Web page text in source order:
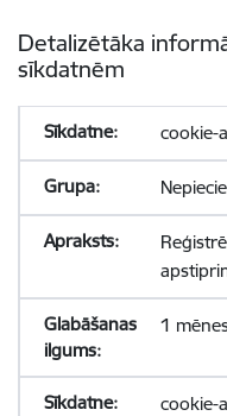
Detalizētāka
sīkdatnēm
cookie-
1
cookie-